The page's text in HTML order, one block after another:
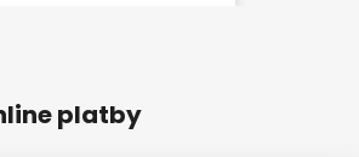
platby